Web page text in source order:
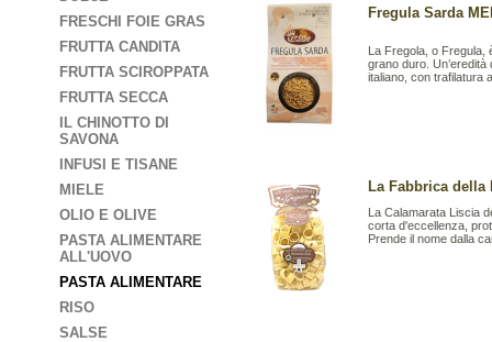
FRESCHI FOIE GRAS
FRUTTA CANDITA
FRUTTA SCIROPPATA
FRUTTA SECCA
IL CHINOTTO DI
SAVONA
INFUSI E TISANE
MIELE
OLIO E OLIVE
PASTA ALIMENTARE
ALL'UOVO
PASTA ALIMENTARE
RISO
SALSE
Fregula Sarda
La Fregola, o Fregula,
grano duro.
italiano, con trafilatura
La Fabbrica della
La Calamarata Liscia
corta d'eccellenza,
Prende il nome dalla